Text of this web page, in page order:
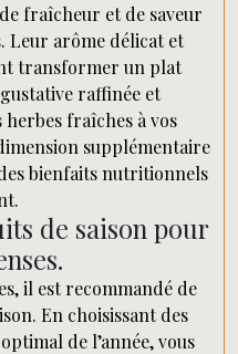
fraîcheur et de saveur
Leur arôme délicat et
transformer un plat
raffinée et
fraîches à vos
supplémentaire
bienfaits nutritionnels
de saison pour
il est recommandé de
En choisissant des
de l’année, vous